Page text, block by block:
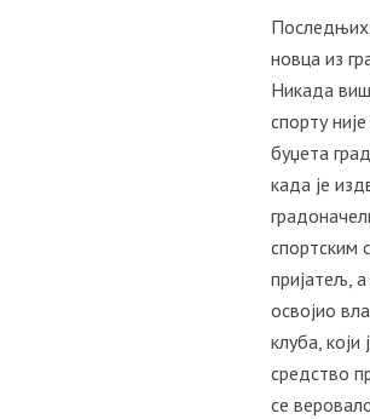
Последњих
новца из
Никада
спорту
буџета
када је
спортским
пријатељ,
освојио
клуба,
средство
се